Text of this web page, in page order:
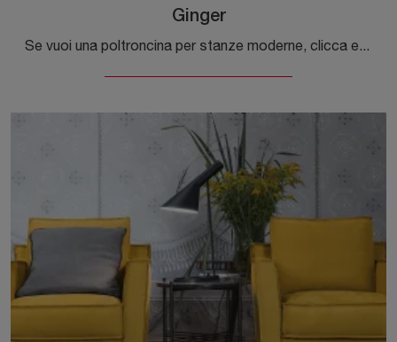
Ginger
Se vuoi una poltroncina per stanze moderne, clicca e leggi di più sul modello Ginger in tessuto dell'azienda Flexteam.